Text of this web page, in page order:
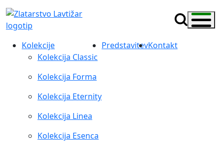
Kolekcije
Kolekcija Classic
Kolekcija Forma
Kolekcija Eternity
Kolekcija Linea
Kolekcija Esenca
PredstavitevKontakt